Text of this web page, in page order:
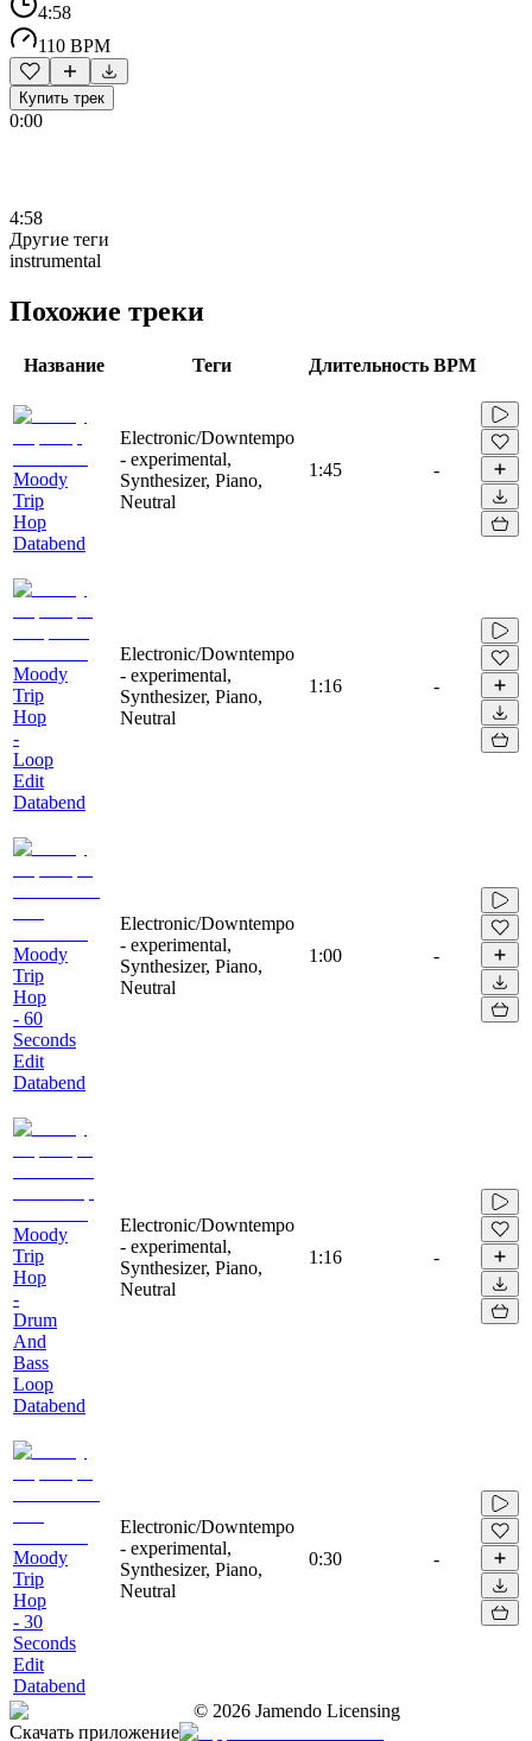
4:58
110 BPM
Купить трек
0:00
4:58
Другие теги
instrumental
Похожие треки
Название Теги Длительность BPM
Moody
Trip
Hop
Databend
Electronic/Downtempo
- experimental,
Synthesizer, Piano,
Neutral
1:45 -
Moody
Trip
Hop
-
Loop
Edit
Databend
Electronic/Downtempo
- experimental,
Synthesizer, Piano,
Neutral
1:16 -
Moody
Trip
Hop
- 60
Seconds
Edit
Databend
Electronic/Downtempo
- experimental,
Synthesizer, Piano,
Neutral
1:00 -
Moody
Trip
Hop
-
Drum
And
Bass
Loop
Databend
Electronic/Downtempo
- experimental,
Synthesizer, Piano,
Neutral
1:16 -
Moody
Trip
Hop
- 30
Seconds
Edit
Databend
Electronic/Downtempo
- experimental,
Synthesizer, Piano,
Neutral
0:30 -
© 2026 Jamendo Licensing
Скачать приложение